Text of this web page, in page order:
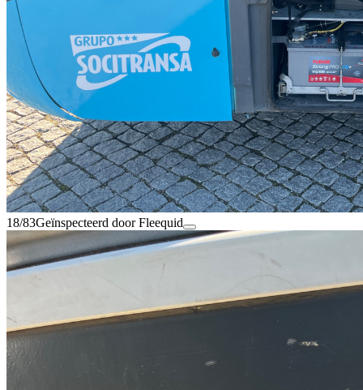
18/83Geïnspecteerd door Fleequid